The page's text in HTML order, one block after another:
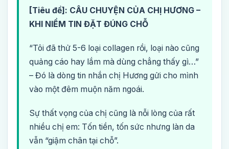
[Tiêu đề]: CÂU CHUYỆN CỦA CHỊ HƯƠNG –
KHI NIỀM TIN ĐẶT ĐÚNG CHỖ
“Tôi đã thử 5-6 loại collagen rồi, loại nào cũng
quảng cáo hay lắm mà dùng chẳng thấy gì…”
– Đó là dòng tin nhắn chị Hương gửi cho mình
vào một đêm muộn năm ngoái.
Sự thất vọng của chị cũng là nỗi lòng của rất
nhiều chị em: Tốn tiền, tốn sức nhưng làn da
vẫn “giậm chân tại chỗ”.